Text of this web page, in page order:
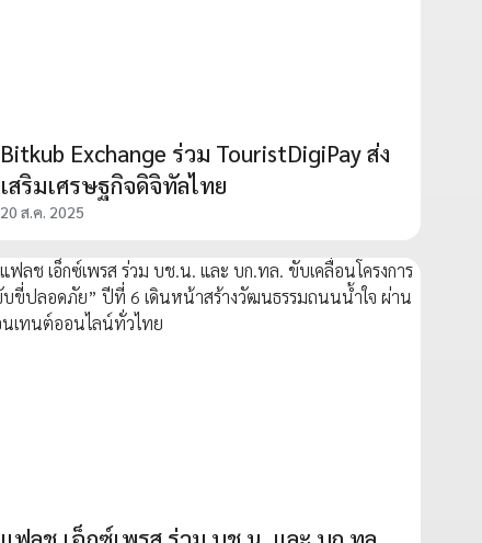
Bitkub Exchange ร่วม TouristDigiPay ส่ง
เสริมเศรษฐกิจดิจิทัลไทย
20 ส.ค. 2025